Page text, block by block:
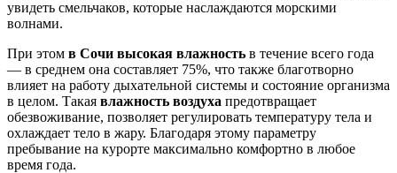
увидеть смельчаков, которые наслаждаются морскими
волнами.
При этом в Сочи высокая влажность в течение всего года
— в среднем она составляет 75%, что также благотворно
влияет на работу дыхательной системы и состояние организма
в целом. Такая влажность воздуха предотвращает
обезвоживание, позволяет регулировать температуру тела и
охлаждает тело в жару. Благодаря этому параметру
пребывание на курорте максимально комфортно в любое
время года.